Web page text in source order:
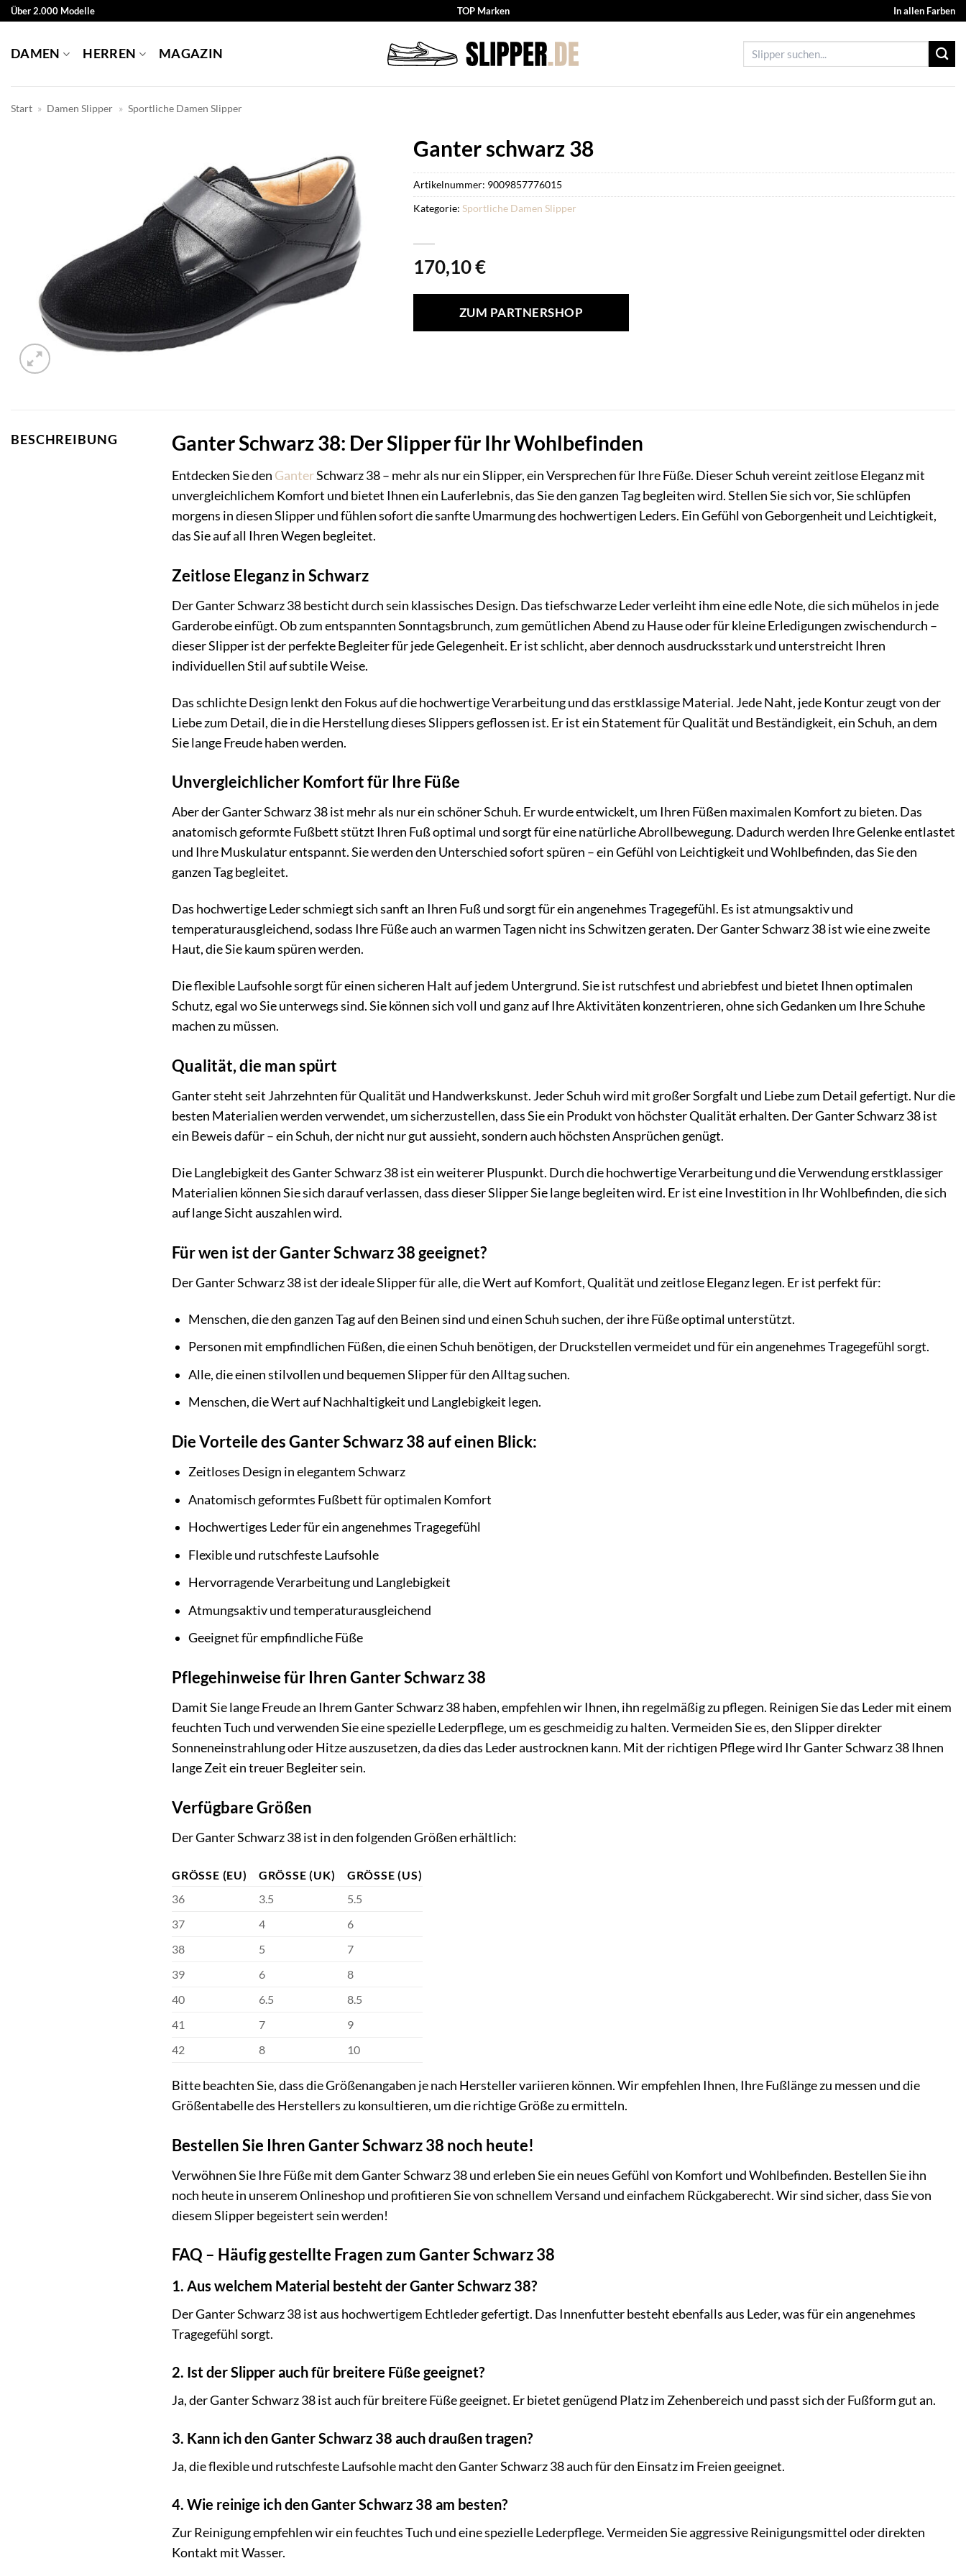
Zum
springen
Über 2.000 Modelle TOP Marken In allen Farben
DAMEN HERREN MAGAZIN
Start » Damen Slipper » Sportliche Damen Slipper
Ganter schwarz 38
170,10€
ZUM PARTNERSHOP
Artikelnummer: 9009857776015
Kategorie: Sportliche Damen Slipper
BESCHREIBUNG Ganter Schwarz 38: Der Slipper für Ihr Wohlbefinden
Entdecken Sie den GanterSchwarz 38 – mehr als nur ein Slipper, ein Versprechen für Ihre Füße. Dieser Schuh vereint zeitlose Eleganz mit
unvergleichlichem Komfort und bietet Ihnen ein Lauferlebnis, das Sie den ganzen Tag begleiten wird. Stellen Sie sich vor, Sie schlüpfen
morgens in diesen Slipper und fühlen sofort die sanfte Umarmung des hochwertigen Leders. Ein Gefühl von Geborgenheit und Leichtigkeit,
das Sie auf all Ihren Wegen begleitet.
Zeitlose Eleganz in Schwarz
Der Ganter Schwarz 38 besticht durch sein klassisches Design. Das tiefschwarze Leder verleiht ihm eine edle Note, die sich mühelos in jede
Garderobe einfügt. Ob zum entspannten Sonntagsbrunch, zum gemütlichen Abend zu Hause oder für kleine Erledigungen zwischendurch –
dieser Slipper ist der perfekte Begleiter für jede Gelegenheit. Er ist schlicht, aber dennoch ausdrucksstark und unterstreicht Ihren
individuellen Stil auf subtile Weise.
Das schlichte Design lenkt den Fokus auf die hochwertige Verarbeitung und das erstklassige Material. Jede Naht, jede Kontur zeugt von der
Liebe zum Detail, die in die Herstellung dieses Slippers geflossen ist. Er ist ein Statement für Qualität und Beständigkeit, ein Schuh, an dem
Sie lange Freude haben werden.
Unvergleichlicher Komfort für Ihre Füße
Aber der Ganter Schwarz 38 ist mehr als nur ein schöner Schuh. Er wurde entwickelt, um Ihren Füßen maximalen Komfort zu bieten. Das
anatomisch geformte Fußbett stützt Ihren Fuß optimal und sorgt für eine natürliche Abrollbewegung. Dadurch werden Ihre Gelenke entlastet
und Ihre Muskulatur entspannt. Sie werden den Unterschied sofort spüren – ein Gefühl von Leichtigkeit und Wohlbefinden, das Sie den
ganzen Tag begleitet.
Das hochwertige Leder schmiegt sich sanft an Ihren Fuß und sorgt für ein angenehmes Tragegefühl. Es ist atmungsaktiv und
temperaturausgleichend, sodass Ihre Füße auch an warmen Tagen nicht ins Schwitzen geraten. Der Ganter Schwarz 38 ist wie eine zweite
Haut, die Sie kaum spüren werden.
Die flexible Laufsohle sorgt für einen sicheren Halt auf jedem Untergrund. Sie ist rutschfest und abriebfest und bietet Ihnen optimalen
Schutz, egal wo Sie unterwegs sind. Sie können sich voll und ganz auf Ihre Aktivitäten konzentrieren, ohne sich Gedanken um Ihre Schuhe
machen zu müssen.
Qualität, die man spürt
Ganter steht seit Jahrzehnten für Qualität und Handwerkskunst. Jeder Schuh wird mit großer Sorgfalt und Liebe zum Detail gefertigt. Nur die
besten Materialien werden verwendet, um sicherzustellen, dass Sie ein Produkt von höchster Qualität erhalten. Der Ganter Schwarz 38 ist
ein Beweis dafür – ein Schuh, der nicht nur gut aussieht, sondern auch höchsten Ansprüchen genügt.
Die Langlebigkeit des Ganter Schwarz 38 ist ein weiterer Pluspunkt. Durch die hochwertige Verarbeitung und die Verwendung erstklassiger
Materialien können Sie sich darauf verlassen, dass dieser Slipper Sie lange begleiten wird. Er ist eine Investition in Ihr Wohlbefinden, die sich
auf lange Sicht auszahlen wird.
Für wen ist der Ganter Schwarz 38 geeignet?
Der Ganter Schwarz 38 ist der ideale Slipper für alle, die Wert auf Komfort, Qualität und zeitlose Eleganz legen. Er ist perfekt für:
Menschen, die den ganzen Tag auf den Beinen sind und einen Schuh suchen, der ihre Füße optimal unterstützt.
Personen mit empfindlichen Füßen, die einen Schuh benötigen, der Druckstellen vermeidet und für ein angenehmes Tragegefühl sorgt.
Alle, die einen stilvollen und bequemen Slipper für den Alltag suchen.
Menschen, die Wert auf Nachhaltigkeit und Langlebigkeit legen.
Die Vorteile des Ganter Schwarz 38 auf einen Blick:
Zeitloses Design in elegantem Schwarz
Anatomisch geformtes Fußbett für optimalen Komfort
Hochwertiges Leder für ein angenehmes Tragegefühl
Flexible und rutschfeste Laufsohle
Hervorragende Verarbeitung und Langlebigkeit
Atmungsaktiv und temperaturausgleichend
Geeignet für empfindliche Füße
Pflegehinweise für Ihren Ganter Schwarz 38
Damit Sie lange Freude an Ihrem Ganter Schwarz 38 haben, empfehlen wir Ihnen, ihn regelmäßig zu pflegen. Reinigen Sie das Leder mit einem
feuchten Tuch und verwenden Sie eine spezielle Lederpflege, um es geschmeidig zu halten. Vermeiden Sie es, den Slipper direkter
Sonneneinstrahlung oder Hitze auszusetzen, da dies das Leder austrocknen kann. Mit der richtigen Pflege wird Ihr Ganter Schwarz 38 Ihnen
lange Zeit ein treuer Begleiter sein.
Verfügbare Größen
Der Ganter Schwarz 38 ist in den folgenden Größen erhältlich:
GRÖSSE (EU) GRÖSSE (UK)
GRÖSSE (US)
36
3.5
5.5
37
4
6
38
5
7
39
6
8
40
6.5
8.5
41
7
9
42
8 10
Bitte beachten Sie, dass die Größenangaben je nach Hersteller variieren können. Wir empfehlen Ihnen, Ihre Fußlänge zu messen und die
Größentabelle des Herstellers zu konsultieren, um die richtige Größe zu ermitteln.
Bestellen Sie Ihren Ganter Schwarz 38 noch heute!
Verwöhnen Sie Ihre Füße mit dem Ganter Schwarz 38 und erleben Sie ein neues Gefühl von Komfort und Wohlbefinden. Bestellen Sie ihn
noch heute in unserem Onlineshop und profitieren Sie von schnellem Versand und einfachem Rückgaberecht. Wir sind sicher, dass Sie von
diesem Slipper begeistert sein werden!
FAQ – Häufig gestellte Fragen zum Ganter Schwarz 38
1. Aus welchem Material besteht der Ganter Schwarz 38?
Der Ganter Schwarz 38 ist aus hochwertigem Echtleder gefertigt. Das Innenfutter besteht ebenfalls aus Leder, was für ein angenehmes
Tragegefühl sorgt.
2. Ist der Slipper auch für breitere Füße geeignet?
Ja, der Ganter Schwarz 38 ist auch für breitere Füße geeignet. Er bietet genügend Platz im Zehenbereich und passt sich der Fußform gut an.
3. Kann ich den Ganter Schwarz 38 auch draußen tragen?
Ja, die flexible und rutschfeste Laufsohle macht den Ganter Schwarz 38 auch für den Einsatz im Freien geeignet.
4. Wie reinige ich den Ganter Schwarz 38 am besten?
Zur Reinigung empfehlen wir ein feuchtes Tuch und eine spezielle Lederpflege. Vermeiden Sie aggressive Reinigungsmittel oder direkten
Kontakt mit Wasser.